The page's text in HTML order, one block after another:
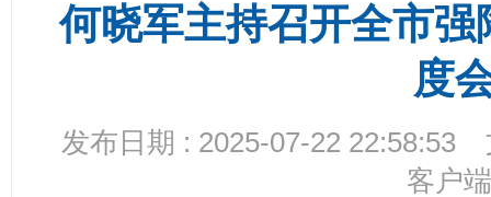
何晓军主持召开全市
度
发布日期 : 2025-07-22 22:58:53
客户端